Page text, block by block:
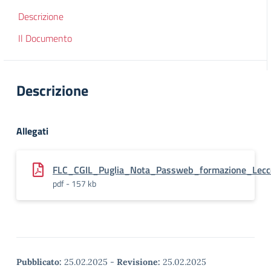
Descrizione
Il Documento
Descrizione
Allegati
pdf - 157 kb
Pubblicato: 25.02.2025 - Revisione: 25.02.2025